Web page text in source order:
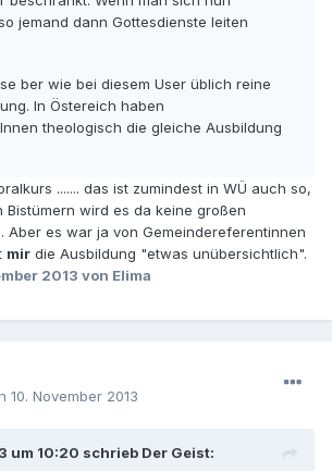
jemand dann Gottesdienste leiten
ber wie bei diesem User üblich reine
In Östereich haben
theologisch die gleiche Ausbildung
....... das ist zumindest in WÜ auch so,
wird es da keine großen
Aber es war ja von Gemeindereferentinnen
mir die Ausbildung "etwas unübersichtlich".
2013 von Elima
10. November 2013
um 10:20 schrieb Der Geist: